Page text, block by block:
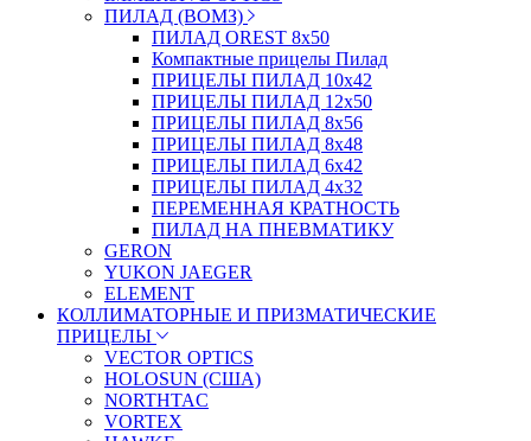
ПИЛАД (ВОМЗ)
ПИЛАД OREST 8х50
Компактные прицелы Пилад
ПРИЦЕЛЫ ПИЛАД 10х42
ПРИЦЕЛЫ ПИЛАД 12х50
ПРИЦЕЛЫ ПИЛАД 8х56
ПРИЦЕЛЫ ПИЛАД 8х48
ПРИЦЕЛЫ ПИЛАД 6х42
ПРИЦЕЛЫ ПИЛАД 4х32
ПЕРЕМЕННАЯ КРАТНОСТЬ
ПИЛАД НА ПНЕВМАТИКУ
GERON
YUKON JAEGER
ELEMENT
КОЛЛИМАТОРНЫЕ И ПРИЗМАТИЧЕСКИЕ
ПРИЦЕЛЫ
VECTOR OPTICS
HOLOSUN (США)
NORTHTAC
VORTEX